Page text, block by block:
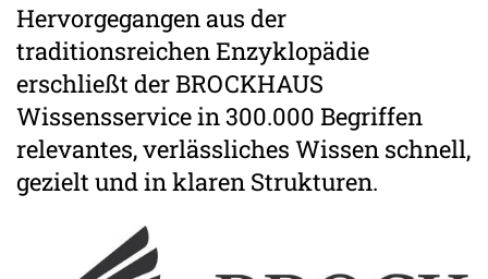
Hervorgegangen aus der
traditionsreichen Enzyklopädie
erschließt der BROCKHAUS
Wissensservice in 300.000 Begriffen
relevantes, verlässliches Wissen schnell,
gezielt und in klaren Strukturen.